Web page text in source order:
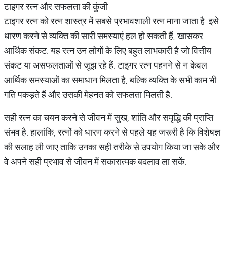
टाइगर रत्न और सफलता की कुंजी
टाइगर रत्न को रत्न शास्त्र में सबसे प्रभावशाली रत्न माना जाता है. इसे
धारण करने से व्यक्ति की सारी समस्याएं हल हो सकती हैं, खासकर
आर्थिक संकट. यह रत्न उन लोगों के लिए बहुत लाभकारी है जो वित्तीय
संकट या असफलताओं से जूझ रहे हैं. टाइगर रत्न पहनने से न केवल
आर्थिक समस्याओं का समाधान मिलता है, बल्कि व्यक्ति के सभी काम भी
गति पकड़ते हैं और उसकी मेहनत को सफलता मिलती है.
सही रत्न का चयन करने से जीवन में सुख, शांति और समृद्धि की प्राप्ति
संभव है. हालांकि, रत्नों को धारण करने से पहले यह जरूरी है कि विशेषज्ञ
की सलाह ली जाए ताकि उनका सही तरीके से उपयोग किया जा सके और
वे अपने सही प्रभाव से जीवन में सकारात्मक बदलाव ला सकें.